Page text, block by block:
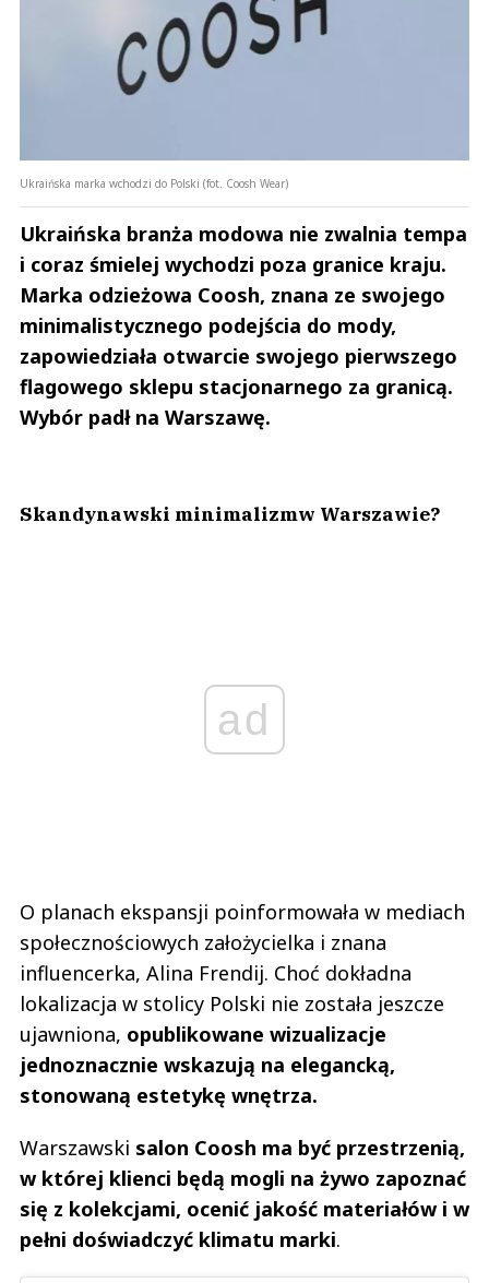
Ukraińska marka wchodzi do Polski (fot. Coosh Wear)
Ukraińska branża modowa nie zwalnia tempa
i coraz śmielej wychodzi poza granice kraju.
Marka odzieżowa Coosh, znana ze swojego
minimalistycznego podejścia do mody,
zapowiedziała otwarcie swojego pierwszego
flagowego sklepu stacjonarnego za granicą.
Wybór padł na Warszawę.
Skandynawski minimalizmw Warszawie?
ad
O planach ekspansji poinformowała w mediach
społecznościowych założycielka i znana
influencerka, Alina Frendij. Choć dokładna
lokalizacja w stolicy Polski nie została jeszcze
ujawniona, opublikowane wizualizacje
jednoznacznie wskazują na elegancką,
stonowaną estetykę wnętrza.
Warszawski salon Coosh ma być przestrzenią,
w której klienci będą mogli na żywo zapoznać
się z kolekcjami, ocenić jakość materiałów i w
pełni doświadczyć klimatu marki.